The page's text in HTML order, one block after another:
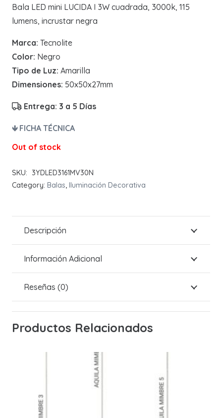
Bala LED mini LUCIDA I 3W cuadrada, 3000k, 115
lumens, incrustar negra
Marca: Tecnolite
Color: Negro
Tipo de Luz: Amarilla
Dimensiones: 50x50x27mm
Entrega: 3 a 5 Días
🡻 FICHA TÉCNICA
Out of stock
SKU: 3YDLED3161MV30N
Category: Balas, Iluminación Decorativa
Descripción
Información Adicional
Reseñas (0)
Productos Relacionados